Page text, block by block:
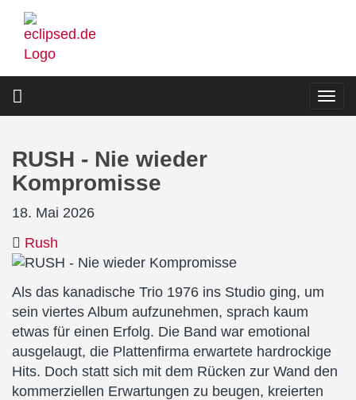
Direkt
zum
Inhalt
RUSH - Nie wieder
Kompromisse
18. Mai 2026
Rush
Als das kanadische Trio 1976 ins Studio ging, um
sein viertes Album aufzunehmen, sprach kaum
etwas für einen Erfolg. Die Band war emotional
ausgelaugt, die Plattenfirma erwartete hardrockige
Hits. Doch statt sich mit dem Rücken zur Wand den
kommerziellen Erwartungen zu beugen, kreierten